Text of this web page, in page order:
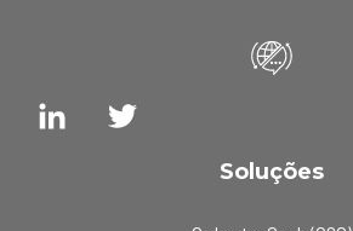
Soluções